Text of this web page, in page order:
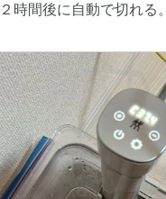
時間後に自動で切れる。